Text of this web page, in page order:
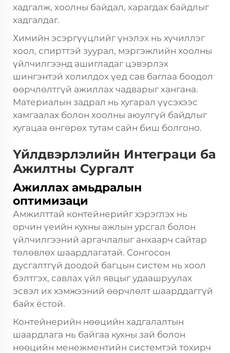
хадгалж, хоолны байдал, харагдах байдлыг
хадгалдаг.
Химийн эсэргүүцлийг үнэлэх нь хүчиллэг
хоол, спирттэй зуурал, мэргэжлийн хоолны
үйлчилгээнд ашигладаг цэвэрлэх
шингэнтэй холилдох үед сав баглаа боодол
өөрчлөлтгүй ажиллах чадварыг хангана.
Материалын задрал нь хугарал үүсэхээс
хамгаалах болон хоолны аюулгүй байдлыг
хугацаа өнгөрөх тутам сайн биш болгоно.
Үйлдвэрлэлийн Интеграци ба
Ажилтны Сургалт
Ажиллах амьдралын
оптимизаци
Амжилттай контейнерийг хэрэглэх нь
орчин үеийн кухны ажлын урсгал болон
үйлчилгээний аргачлалыг анхаарч сайтар
төлөвлөх шаардлагатай. Сонгосон
дусгалтгүй доодой багцын систем нь хоол
бэлтгэх, савлах үйл явцыг удаашруулах
эсвэл их хэмжээний өөрчлөлт шаарддаггүй
байх ёстой.
Контейнерийн нөөцийн хадгалалтын
шаардлага нь байгаа кухны зай болон
нөөцийн менежментийн системтэй тохирч